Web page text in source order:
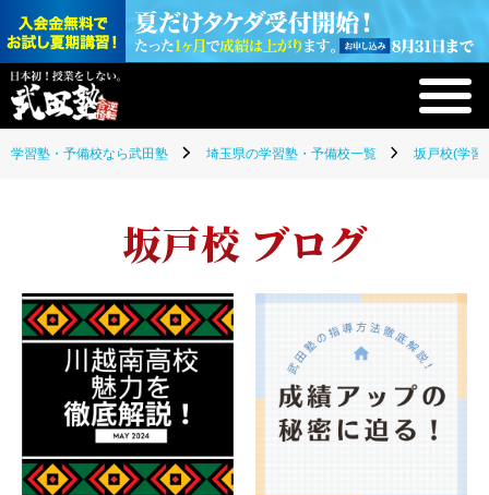
学習塾・予備校なら武田塾 埼玉県の学習塾・予備校一覧 坂戸校(学習
坂戸校 ブログ